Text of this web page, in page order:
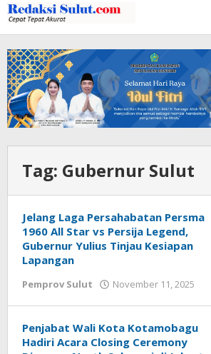
Lewati
ke
konten
Tag: Gubernur Sulut
Jelang Laga Persahabatan Persma
1960 All Star vs Persija Legend,
Gubernur Yulius Tinjau Kesiapan
Lapangan
Pemprov Sulut November 11, 2025
Penjabat Wali Kota Kotamobagu
Hadiri Acara Closing Ceremony